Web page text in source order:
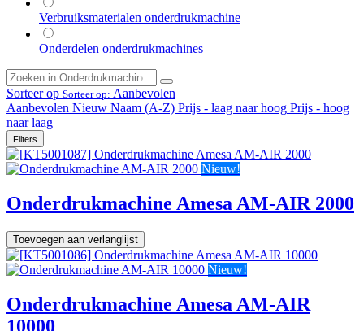
Verbruiksmaterialen onderdrukmachine
Onderdelen onderdrukmachines
Sorteer op Sorteer op: Aanbevolen
Aanbevolen Nieuw Naam (A-Z) Prijs - laag naar hoog Prijs - hoog
naar laag
Filters
Nieuw!
Onderdrukmachine Amesa AM-AIR 2000
Toevoegen aan verlanglijst
Nieuw!
Onderdrukmachine Amesa AM-AIR
10000